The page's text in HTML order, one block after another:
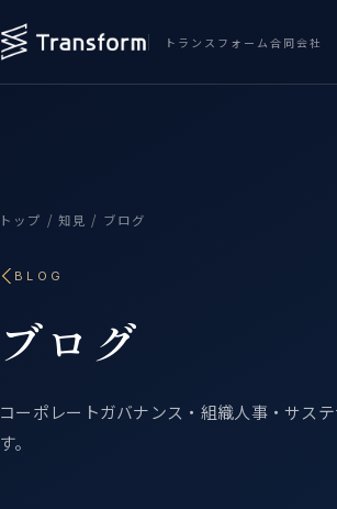
トランスフォーム合同会社
トップ / 知見 / ブログ
BLOG
ブログ
コーポレートガバナンス・組織人事・サス
す。